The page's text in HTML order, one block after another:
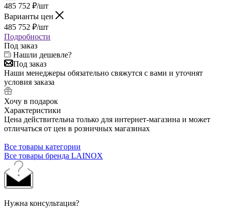
485 752 ₽/шт
Варианты цен
485 752 ₽/шт
Подробности
Под заказ
Нашли дешевле?
Под заказ
Наши менеджеры обязательно свяжутся с вами и уточнят
условия заказа
Хочу в подарок
Характеристики
Цена действительна только для интернет-магазина и может
отличаться от цен в розничных магазинах
Все товары категории
Все товары бренда LAINOX
Нужна консультация?